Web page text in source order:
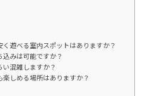
遊べる室内スポットはありますか？
みは可能ですか？
混雑しますか？
しめる場所はありますか？